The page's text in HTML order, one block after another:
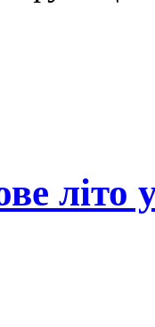
літо